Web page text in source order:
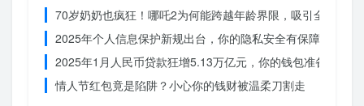
70岁奶奶也疯狂！哪吒2为何能跨越年龄界限，吸引全民观影
2025年个人信息保护新规出台，你的隐私安全有保障了吗？
2025年1月人民币贷款狂增5.13万亿元，你的钱包准备好了吗
情人节红包竟是陷阱？小心你的钱财被温柔刀割走